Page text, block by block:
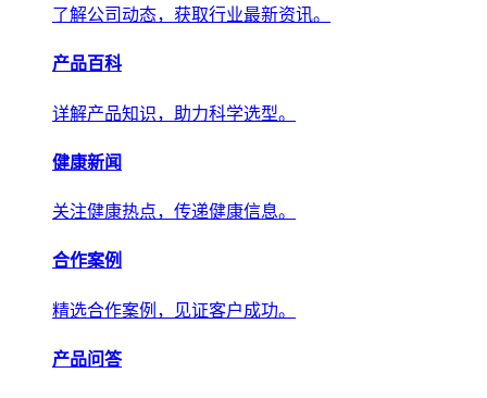
了解公司动态，获取行业最新资讯。
产品百科
详解产品知识，助力科学选型。
健康新闻
关注健康热点，传递健康信息。
合作案例
精选合作案例，见证客户成功。
产品问答